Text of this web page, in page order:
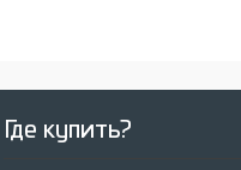
Где купить?